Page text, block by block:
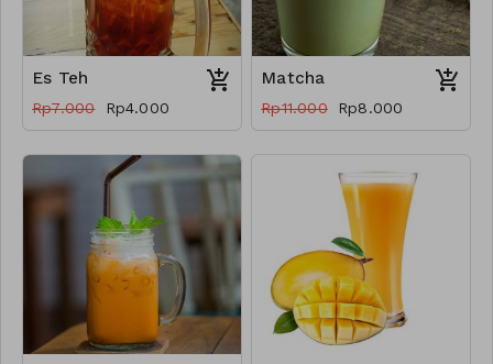
Es Teh
Rp7.000 Rp4.000
Matcha
Rp11.000 Rp8.000